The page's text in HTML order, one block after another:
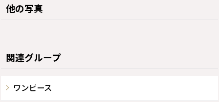
他の写真
関連グループ
ワンピース